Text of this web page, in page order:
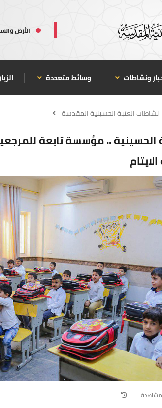
الأرض
ونشاطات وسائط متعددة
نشاطات العتبة الحسينية المقدسة
الحسينية .. مؤسسة تابعة